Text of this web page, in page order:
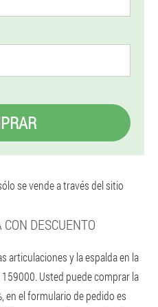
se vende a través del sitio
DESCUENTO
articulaciones y la espalda en la
Usted puede comprar la
en el formulario de pedido es